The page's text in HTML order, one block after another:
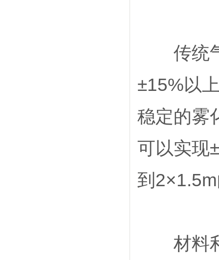
传统气
±15%以
稳定的雾
可以实现
到
材料利